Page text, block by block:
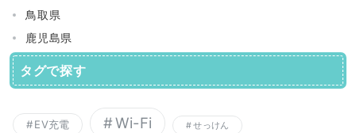
鳥取県
鹿児島県
タグで探す
EV充電 Wi-Fi せっけん